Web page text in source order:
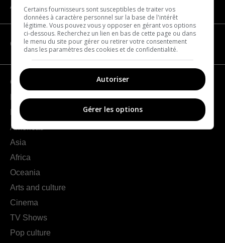
About us
CATEGORIES
Geography
France
Europe
Americas
Asia
Africa
Oceania
Arts and culture
Cinema
TV Shows
Pop culture
Certains fournisseurs sont susceptibles de traiter vos
données à caractère personnel sur la base de l'intérêt
légitime. Vous pouvez vous y opposer en gérant vos options
ci-dessous. Recherchez un lien en bas de cette page ou dans
le menu du site pour gérer ou retirer votre consentement
dans les paramètres des cookies et de confidentialité.
Autoriser
Gérer les options